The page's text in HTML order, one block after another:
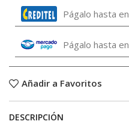
Págalo hasta en
Págalo hasta en
Añadir a Favoritos
DESCRIPCIÓN